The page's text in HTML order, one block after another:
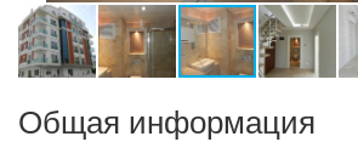
Общая информация